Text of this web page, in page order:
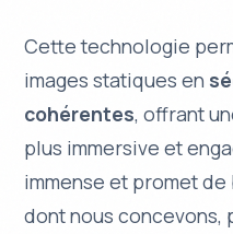
Cette technologie
images statiques en
cohérentes, offrant
plus immersive et
immense et promet
dont nous concevons,